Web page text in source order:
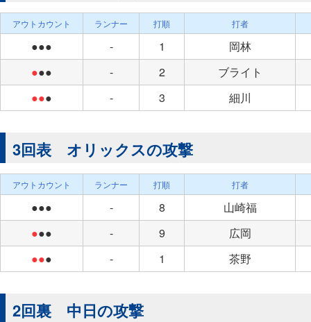
アウトカウント ランナー 打順 打者
●●● - 1
岡林
●●● - 2
ブライト
●●● - 3 細川
3回表 オリックスの攻撃
アウトカウント ランナー 打順 打者
●●● - 8
山崎福
●●● - 9
広岡
●●● - 1 茶野
2回裏 中日の攻撃